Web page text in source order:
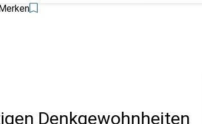
Denkgewohnheiten